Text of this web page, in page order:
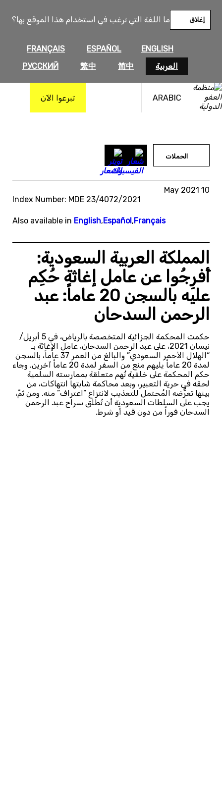
ما اللغة التي ترغب في استخدام هذا الموقع بها؟
ENGLISH
ESPAÑOL
FRANÇAIS
العربية
简中
繁中
РУССКИЙ
إغلاق
ARABIC تبرعوا الآن
المحتوى
الحملات
10 May 2021
Index Number: MDE 23/4072/2021
Also available in English,Español,Français
المملكة العربية السعودية:
أَفرِجُوا عن عامل إغاثة حُكِم
عليه بالسجن 20 عاماً: عبد
الرحمن السدحان
حكمت المحكمة الجزائية المتخصصة بالرياض، في 5 أبريل/
نيسان 2021، على عبد الرحمن السدحان، عامل الإغاثة بـ
“الهلال الأحمر السعودي” والبالغ من العمر 37 عاماً، بالسجن
لمدة 20 عاماً يليهم منع من السفر لمدة 20 عاماً آخرين. وجاء
حكم المحكمة على خلفية تُهم متعلقة بممارسته السلمية
لحقه في حرية التعبير، وبعد محاكمة شابتها انتهاكات، من
بينها تعرُّضه المُحتمل للتعذيب لانتزاع “اعتراف” منه. ومن ثمَّ،
يجب على السلطات السعودية أن تُطلق سراح عبد الرحمن
السدحان فوراً من دون قيد أو شرط.